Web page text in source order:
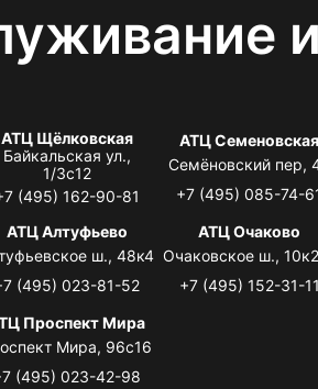
АТЦ Щёлковская
Байкальская ул.,
1/3с12
(495) 162-90-81
АТЦ Семеновская
Семёновский пер,
+7 (495) 085-74-
АТЦ Алтуфьево
ш., 48к4
(495) 023-81-52
АТЦ Очаково
Очаковское ш.,
+7 (495) 152-31-11
Проспект Мира
Мира, 96с16
(495) 023-42-98